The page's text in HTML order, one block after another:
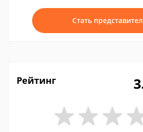
Стать
Рейтинг